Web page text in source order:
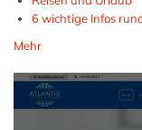
6 wichtige Infos
Mehr